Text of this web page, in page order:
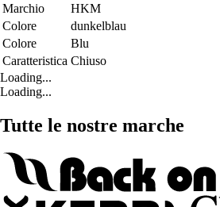
Marchio
HKM
Colore
dunkelblau
Colore
Blu
Caratteristica Chiuso
Loading...
Loading...
Tutte le nostre marche